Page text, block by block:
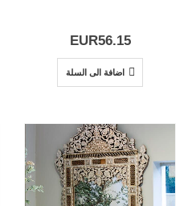
EUR56.15
اضافة الى السلة